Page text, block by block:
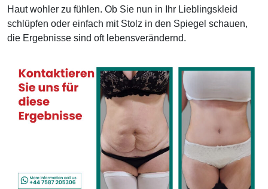
Haut wohler zu fühlen. Ob Sie nun in Ihr Lieblingskleid
schlüpfen oder einfach mit Stolz in den Spiegel schauen,
die Ergebnisse sind oft lebensverändernd.